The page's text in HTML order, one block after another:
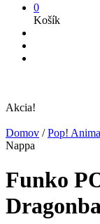
0
Košík
Akcia!
Domov / Pop!
Nappa
Funko